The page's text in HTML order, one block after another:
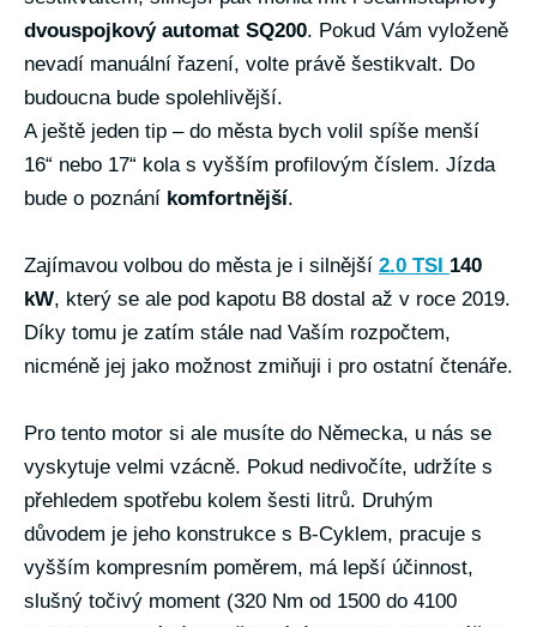
dvouspojkový automat SQ200. Pokud Vám vyloženě
nevadí manuální řazení, volte právě šestikvalt. Do
budoucna bude spolehlivější.
A ještě jeden tip – do města bych volil spíše menší
16“ nebo 17“ kola s vyšším profilovým číslem. Jízda
bude o poznání komfortnější.
Zajímavou volbou do města je i silnější 2.0 TSI 140
kW, který se ale pod kapotu B8 dostal až v roce 2019.
Díky tomu je zatím stále nad Vaším rozpočtem,
nicméně jej jako možnost zmiňuji i pro ostatní čtenáře.
Pro tento motor si ale musíte do Německa, u nás se
vyskytuje velmi vzácně. Pokud nedivočíte, udržíte s
přehledem spotřebu kolem šesti litrů. Druhým
důvodem je jeho konstrukce s B-Cyklem, pracuje s
vyšším kompresním poměrem, má lepší účinnost,
slušný točivý moment (320 Nm od 1500 do 4100